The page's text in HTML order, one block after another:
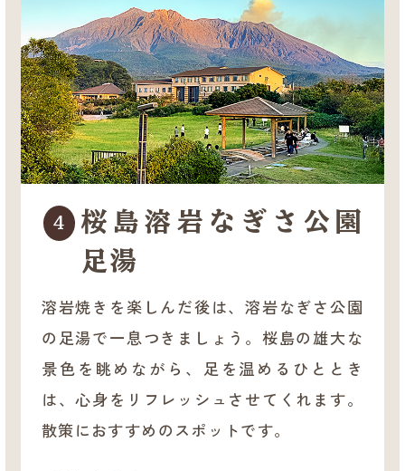
4
桜島溶岩なぎさ公園
足湯
溶岩焼きを楽しんだ後は、溶岩なぎさ公園
の足湯で一息つきましょう。桜島の雄大な
景色を眺めながら、足を温めるひととき
は、心身をリフレッシュさせてくれます。
散策におすすめのスポットです。